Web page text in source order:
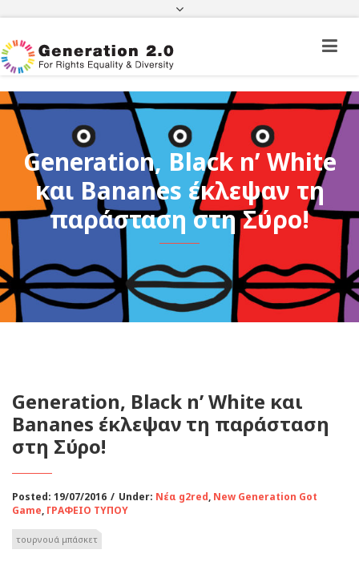
Πορεία Φακέλου Πολίτη Τρίτης Χώρας
Πορεία Φακέλου Ιθαγένειας
e-paravolo
FacebookTwitter Instagram
Linkedin
Generation, Black n’ White
και Bananes έκλεψαν τη
παράσταση στη Σύρο!
Generation, Black n’ White και
Bananes έκλεψαν τη παράσταση
στη Σύρο!
Posted: 19/07/2016 / Under: Νέα g2red, New Generation Got
Game, ΓΡΑΦΕΙΟ ΤΥΠΟΥ
τουρνουά μπάσκετ